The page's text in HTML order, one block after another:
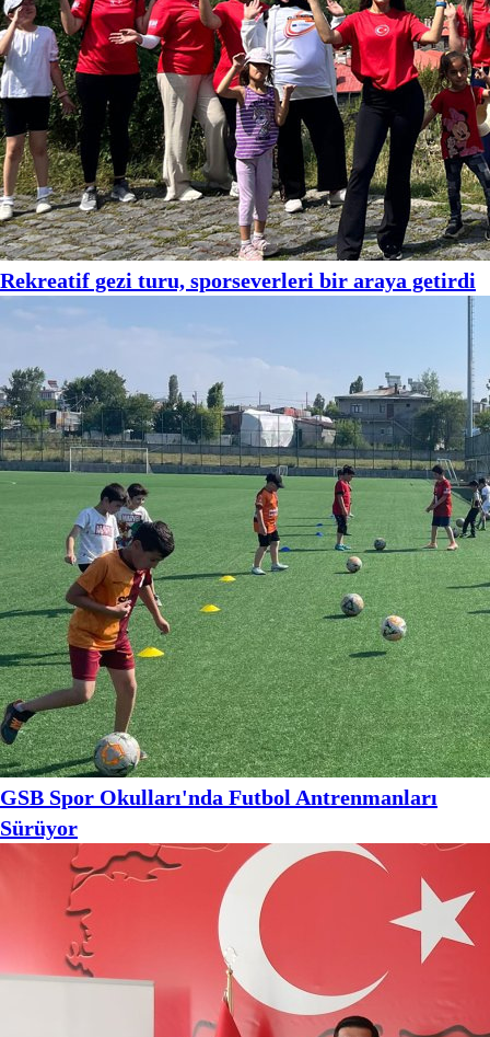
Rekreatif gezi turu, sporseverleri bir araya getirdi
GSB Spor Okulları'nda Futbol Antrenmanları
Sürüyor